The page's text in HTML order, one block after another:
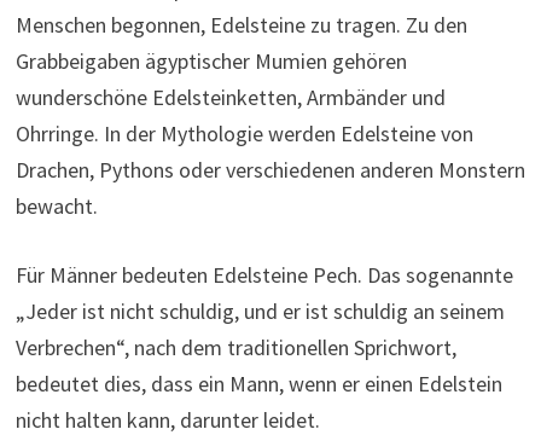
Menschen begonnen, Edelsteine ​​​​zu tragen. Zu den
Grabbeigaben ägyptischer Mumien gehören
wunderschöne Edelsteinketten, Armbänder und
Ohrringe. In der Mythologie werden Edelsteine ​​​​von
Drachen, Pythons oder verschiedenen anderen Monstern
bewacht.
Für Männer bedeuten Edelsteine ​​Pech. Das sogenannte
„Jeder ist nicht schuldig, und er ist schuldig an seinem
Verbrechen“, nach dem traditionellen Sprichwort,
bedeutet dies, dass ein Mann, wenn er einen Edelstein
nicht halten kann, darunter leidet.